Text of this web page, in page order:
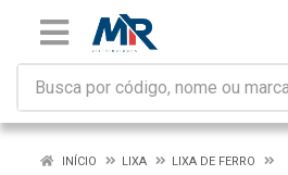
INÍCIO LIXA
LIXA DE FERRO